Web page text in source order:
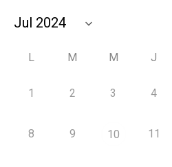
L M M J
1 2 3 4
8 9 10 11